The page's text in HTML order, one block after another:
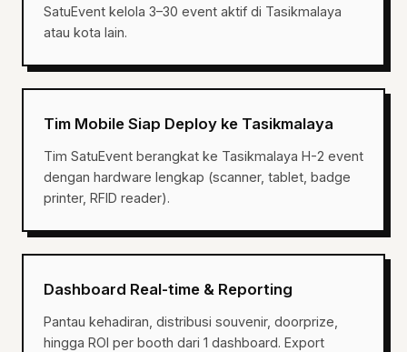
SatuEvent kelola 3–30 event aktif di Tasikmalaya
atau kota lain.
Tim Mobile Siap Deploy ke Tasikmalaya
Tim SatuEvent berangkat ke Tasikmalaya H-2 event
dengan hardware lengkap (scanner, tablet, badge
printer, RFID reader).
Dashboard Real-time & Reporting
Pantau kehadiran, distribusi souvenir, doorprize,
hingga ROI per booth dari 1 dashboard. Export